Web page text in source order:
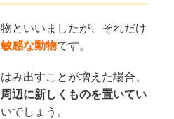
といいましたが、それだけ
感な動物です。
み出すことが増えた場合、
辺に新しくものを置いてい
でしょう。